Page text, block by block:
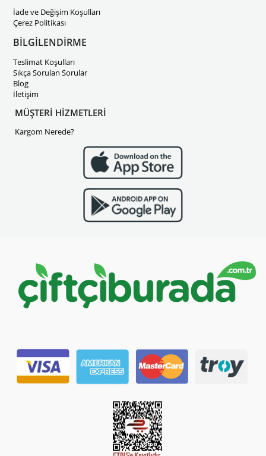
İade ve Değişim Koşulları
Çerez Politikası
BİLGİLENDİRME
Teslimat Koşulları
Sıkça Sorulan Sorular
Blog
İletişim
MÜŞTERİ HİZMETLERİ
Kargom Nerede?